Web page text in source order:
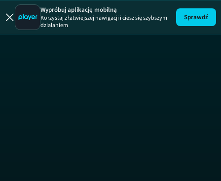
Wypróbuj aplikację mobilną
Korzystaj z łatwiejszej nawigacji i ciesz się szybszym
działaniem
Sprawdź